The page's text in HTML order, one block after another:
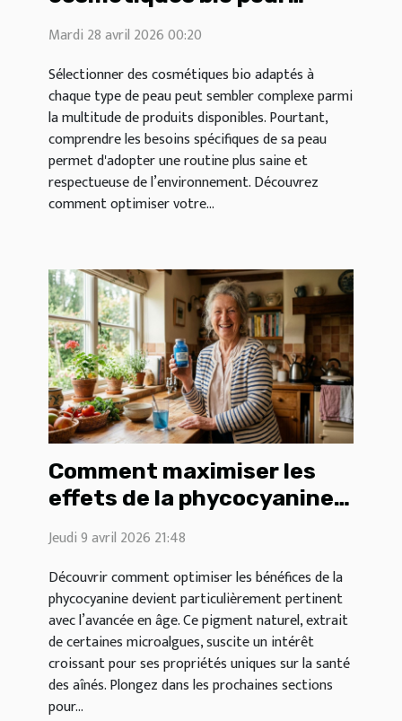
Mardi 28 avril 2026 00:20
Sélectionner des cosmétiques bio adaptés à
chaque type de peau peut sembler complexe parmi
la multitude de produits disponibles. Pourtant,
comprendre les besoins spécifiques de sa peau
permet d'adopter une routine plus saine et
respectueuse de l’environnement. Découvrez
comment optimiser votre...
Comment maximiser les
effets de la phycocyanine
pour les aînés ?
Jeudi 9 avril 2026 21:48
Découvrir comment optimiser les bénéfices de la
phycocyanine devient particulièrement pertinent
avec l’avancée en âge. Ce pigment naturel, extrait
de certaines microalgues, suscite un intérêt
croissant pour ses propriétés uniques sur la santé
des aînés. Plongez dans les prochaines sections
pour...